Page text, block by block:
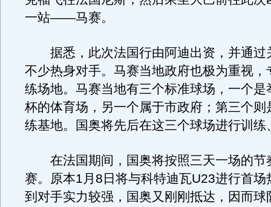
一站——马赛。
据悉，此次法国行由阿迪出资，并通过
不少热身对手。马赛当地政府也极为重视，
练场地。马赛当地有三个标准球场，一个是
杯的体育场，另一个属于市政府；第三个则
练基地。国奥将先后在这三个球场进行训练
在法国期间，国奥将按照三天一场的节
赛。原本1月8日将与科特迪瓦U23进行首场
到对手实力较强，国奥又刚刚抵达，因而球